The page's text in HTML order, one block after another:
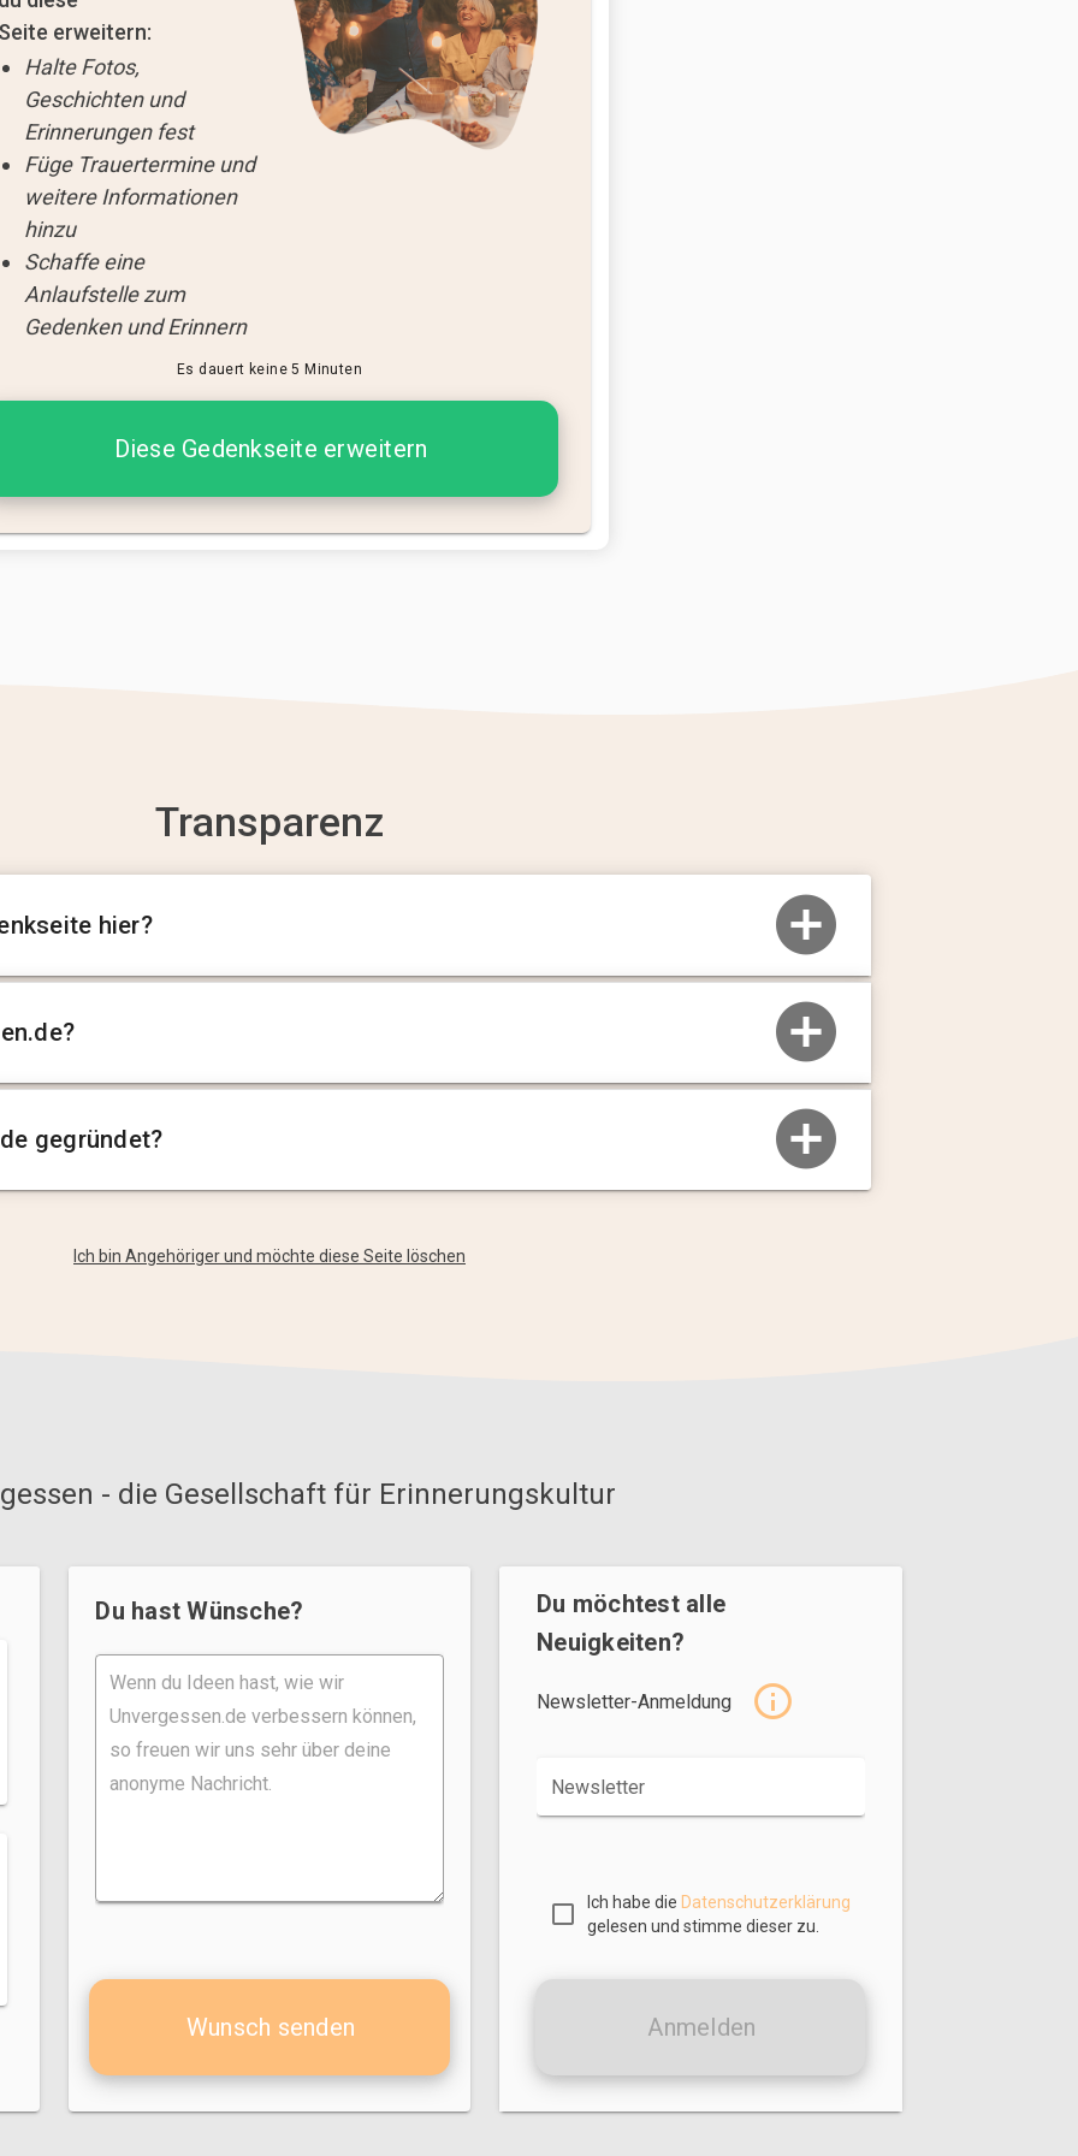
erweitern:
Halte Fotos,
Geschichten und
Erinnerungen fest
Füge Trauertermine und
weitere Informationen
hinzu
Schaffe eine
Anlaufstelle zum
Gedenken und Erinnern
Es dauert keine 5 Minuten
Diese Gedenkseite erweitern
Transparenz
hier?
gegründet?
Ich bin Angehöriger und möchte diese Seite löschen
- die Gesellschaft für Erinnerungskultur
Du hast Wünsche?
Wunsch senden
Du möchtest alle
Neuigkeiten?
Newsletter-Anmeldung
Newsletter
Ich habe die Datenschutzerklärung
gelesen und stimme dieser zu.
Anmelden